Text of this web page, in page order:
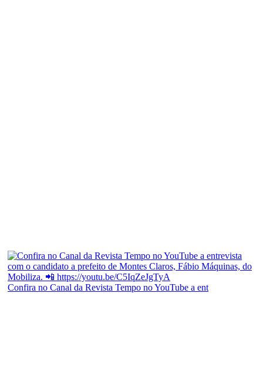
Confira no Canal da Revista Tempo no YouTube a ent